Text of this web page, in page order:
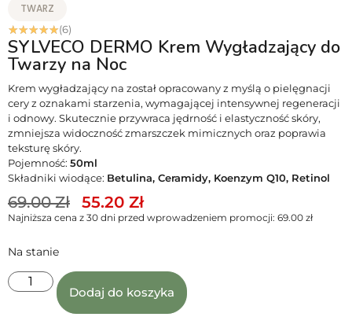
TWARZ
☆☆☆☆☆(6)
SYLVECO DERMO Krem Wygładzający do
Twarzy na Noc
Krem wygładzający na został opracowany z myślą o pielęgnacji
cery z oznakami starzenia, wymagającej intensywnej regeneracji
i odnowy. Skutecznie przywraca jędrność i elastyczność skóry,
zmniejsza widoczność zmarszczek mimicznych oraz poprawia
teksturę skóry.
Pojemność: 50ml
Składniki wiodące: Betulina, Ceramidy, Koenzym Q10, Retinol
69.00Zł 55.20 Zł
Najniższa cena z 30 dni przed wprowadzeniem promocji: 69.00 zł
Na stanie
Dodaj do koszyka